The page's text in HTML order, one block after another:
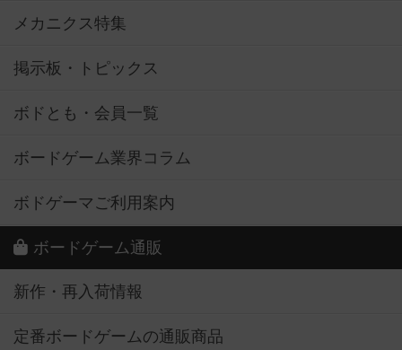
メカニクス特集
掲示板・トピックス
ボドとも・会員一覧
ボードゲーム業界コラム
ボドゲーマご利用案内
ボードゲーム通販
新作・再入荷情報
定番ボードゲームの通販商品